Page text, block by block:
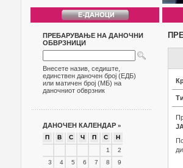
ПРЕБАРУВАЊЕ НА ДАНОЧНИ
ОБВРЗНИЦИ
Внесете назив, седиште,
единствен даночен број (ЕДБ)
или матичен број (МБ) на
даночниот обврзник
ДАНОЧЕН КАЛЕНДАР »
П В С Ч П С
Н
1
2
3
4 5 6 7 8
9